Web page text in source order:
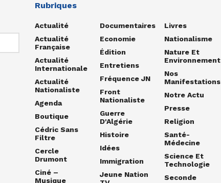
Rubriques
Actualité
Actualité
Française
Actualité
Internationale
Actualité
Nationaliste
Agenda
Boutique
Cédric Sans
Filtre
Cercle
Drumont
Ciné –
Musique
Documentaires
Economie
Édition
Entretiens
Fréquence JN
Front
Nationaliste
Guerre
D'Algérie
Histoire
Idées
Immigration
Jeune Nation
Livres
Nationalisme
Nature Et
Environnement
Nos
Manifestations
Notre Actu
Presse
Religion
Santé-
Médecine
Science Et
Technologie
Seconde